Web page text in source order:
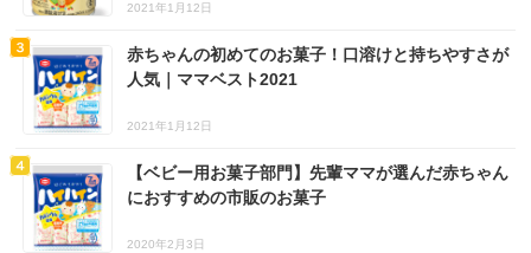
2021年1月12日
赤ちゃんの初めてのお菓子！口溶けと持ちやすさが
人気｜ママベスト2021
2021年1月12日
【ベビー用お菓子部門】先輩ママが選んだ赤ちゃん
におすすめの市販のお菓子
2020年2月3日